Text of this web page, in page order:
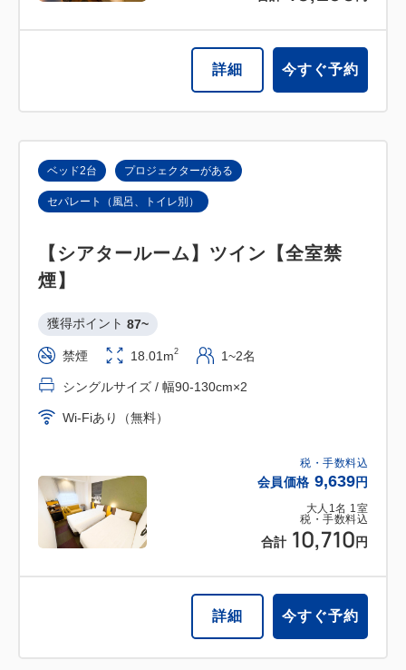
詳細 今すぐ予約
税・手数料込
会員価格 9,639円
大人 1 名 1 室
税・手数料込
合計 10,710 円
ベッド2台 プロジェクターがある
セパレート（風呂、トイレ別）
【シアタールーム】ツイン【全室禁
煙】
獲得ポイント 87~
禁煙 18.01m2 1~2名
シングルサイズ / 幅90-130cm×2
Wi-Fiあり（無料）
詳細 今すぐ予約